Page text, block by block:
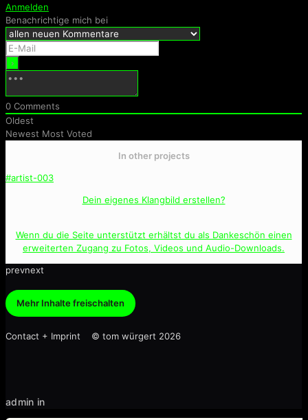
Anmelden
Benachrichtige mich bei
0 Comments
Oldest
Newest Most Voted
In other projects
#artist-003
Dein eigenes Klangbild erstellen?
Wenn du die Seite unterstützt erhältst du als Dankeschön einen
erweiterten Zugang zu Fotos, Videos und Audio-Downloads.
prevnext
Mehr Inhalte freischalten
Contact + Imprint © tom würgert 2026
admin in